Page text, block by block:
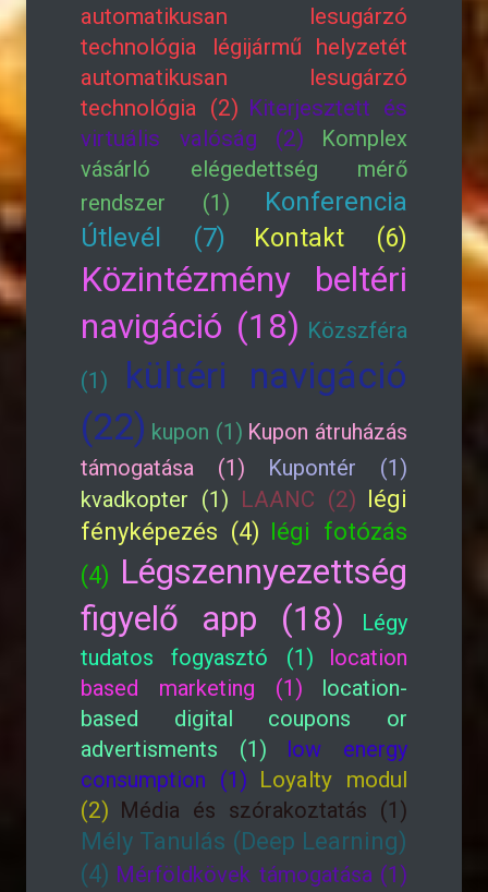
automatikusan lesugárzó
technológia légijármű helyzetét
automatikusan lesugárzó
technológia (2) Kiterjesztett és
virtuális valóság (2)
Komplex
vásárló elégedettség mérő
rendszer (1)
Konferencia
Útlevél (7)
Kontakt (6)
Közintézmény beltéri
navigáció (18) Közszféra
(1)
kültéri navigáció
(22) kupon (1) Kupon átruházás
támogatása (1)
Kupontér (1)
kvadkopter (1) LAANC (2) légi
fényképezés (4) légi fotózás
(4) Légszennyezettség
figyelő app (18)
Légy
tudatos fogyasztó (1)
location
based marketing (1)
location-
based digital coupons or
advertisments (1)
low energy
consumption (1) Loyalty modul
(2) Média és szórakoztatás (1)
Mély Tanulás (Deep Learning)
(4) Mérföldkövek támogatása (1)